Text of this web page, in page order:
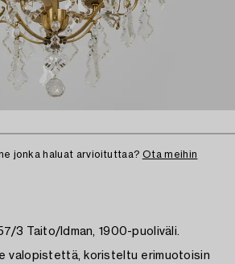
jonka haluat arvioituttaa? Ota meihin
3 Taito/Idman, 1900-puoliväli.
valopistettä, koristeltu erimuotoisin